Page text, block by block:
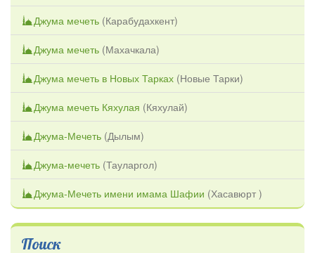
Джума мечеть (Карабудахкент)
Джума мечеть (Махачкала)
Джума мечеть в Новых Тарках (Новые Тарки)
Джума мечеть Кяхулая (Кяхулай)
Джума-Мечеть (Дылым)
Джума-мечеть (Тауларгол)
Джума-Мечеть имени имама Шафии (Хасавюрт )
Поиск